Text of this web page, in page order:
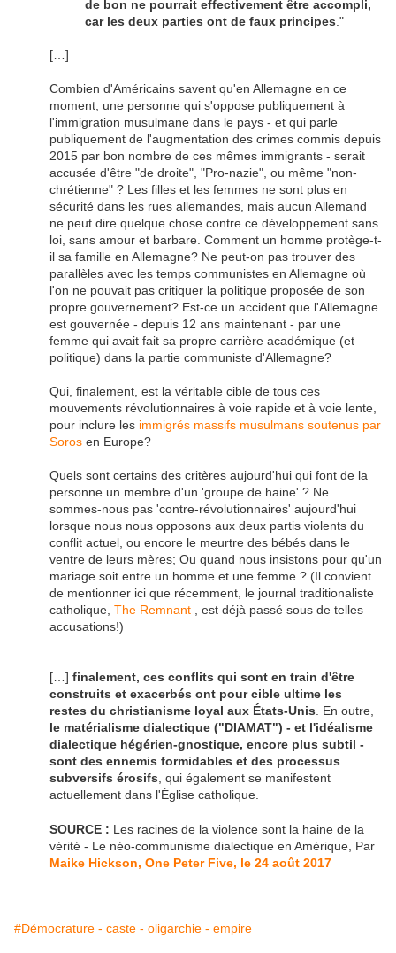
de bon ne pourrait effectivement être accompli,
car les deux parties ont de faux principes ."
[…]
Combien d'Américains savent qu'en Allemagne en ce
moment, une personne qui s'oppose publiquement à
l'immigration musulmane dans le pays - et qui parle
publiquement de l'augmentation des crimes commis depuis
2015 par bon nombre de ces mêmes immigrants - serait
accusée d'être "de droite", "Pro-nazie", ou même "non-
chrétienne" ? Les filles et les femmes ne sont plus en
sécurité dans les rues allemandes, mais aucun Allemand
ne peut dire quelque chose contre ce développement sans
loi, sans amour et barbare. Comment un homme protège-t-
il sa famille en Allemagne? Ne peut-on pas trouver des
parallèles avec les temps communistes en Allemagne où
l'on ne pouvait pas critiquer la politique proposée de son
propre gouvernement? Est-ce un accident que l'Allemagne
est gouvernée - depuis 12 ans maintenant - par une
femme qui avait fait sa propre carrière académique (et
politique) dans la partie communiste d'Allemagne?
Qui, finalement, est la véritable cible de tous ces
mouvements révolutionnaires à voie rapide et à voie lente,
pour inclure les immigrés massifs musulmans soutenus par
Soros en Europe?
Quels sont certains des critères aujourd'hui qui font de la
personne un membre d'un 'groupe de haine' ? Ne
sommes-nous pas 'contre-révolutionnaires' aujourd'hui
lorsque nous nous opposons aux deux partis violents du
conflit actuel, ou encore le meurtre des bébés dans le
ventre de leurs mères; Ou quand nous insistons pour qu'un
mariage soit entre un homme et une femme ? (Il convient
de mentionner ici que récemment, le journal traditionaliste
catholique, The Remnant , est déjà passé sous de telles
accusations!)
[…] finalement, ces conflits qui sont en train d'être
construits et exacerbés ont pour cible ultime les
restes du christianisme loyal aux États-Unis . En outre,
le matérialisme dialectique ("DIAMAT") - et l'idéalisme
dialectique hégérien-gnostique, encore plus subtil -
sont des ennemis formidables et des processus
subversifs érosifs , qui également se manifestent
actuellement dans l'Église catholique.
SOURCE : Les racines de la violence sont la haine de la
vérité - Le néo-communisme dialectique en Amérique, Par
Maike Hickson, One Peter Five, le 24 août 2017
#Démocrature - caste - oligarchie - empire